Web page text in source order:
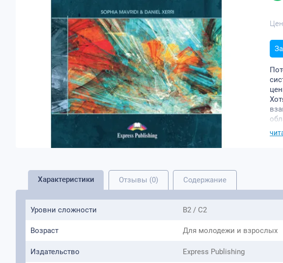
Характеристики Отзывы (0) Содержание
Уровни сложности B2 / C2
Возраст Для молодежи и взрослых
Издательство Express Publishing